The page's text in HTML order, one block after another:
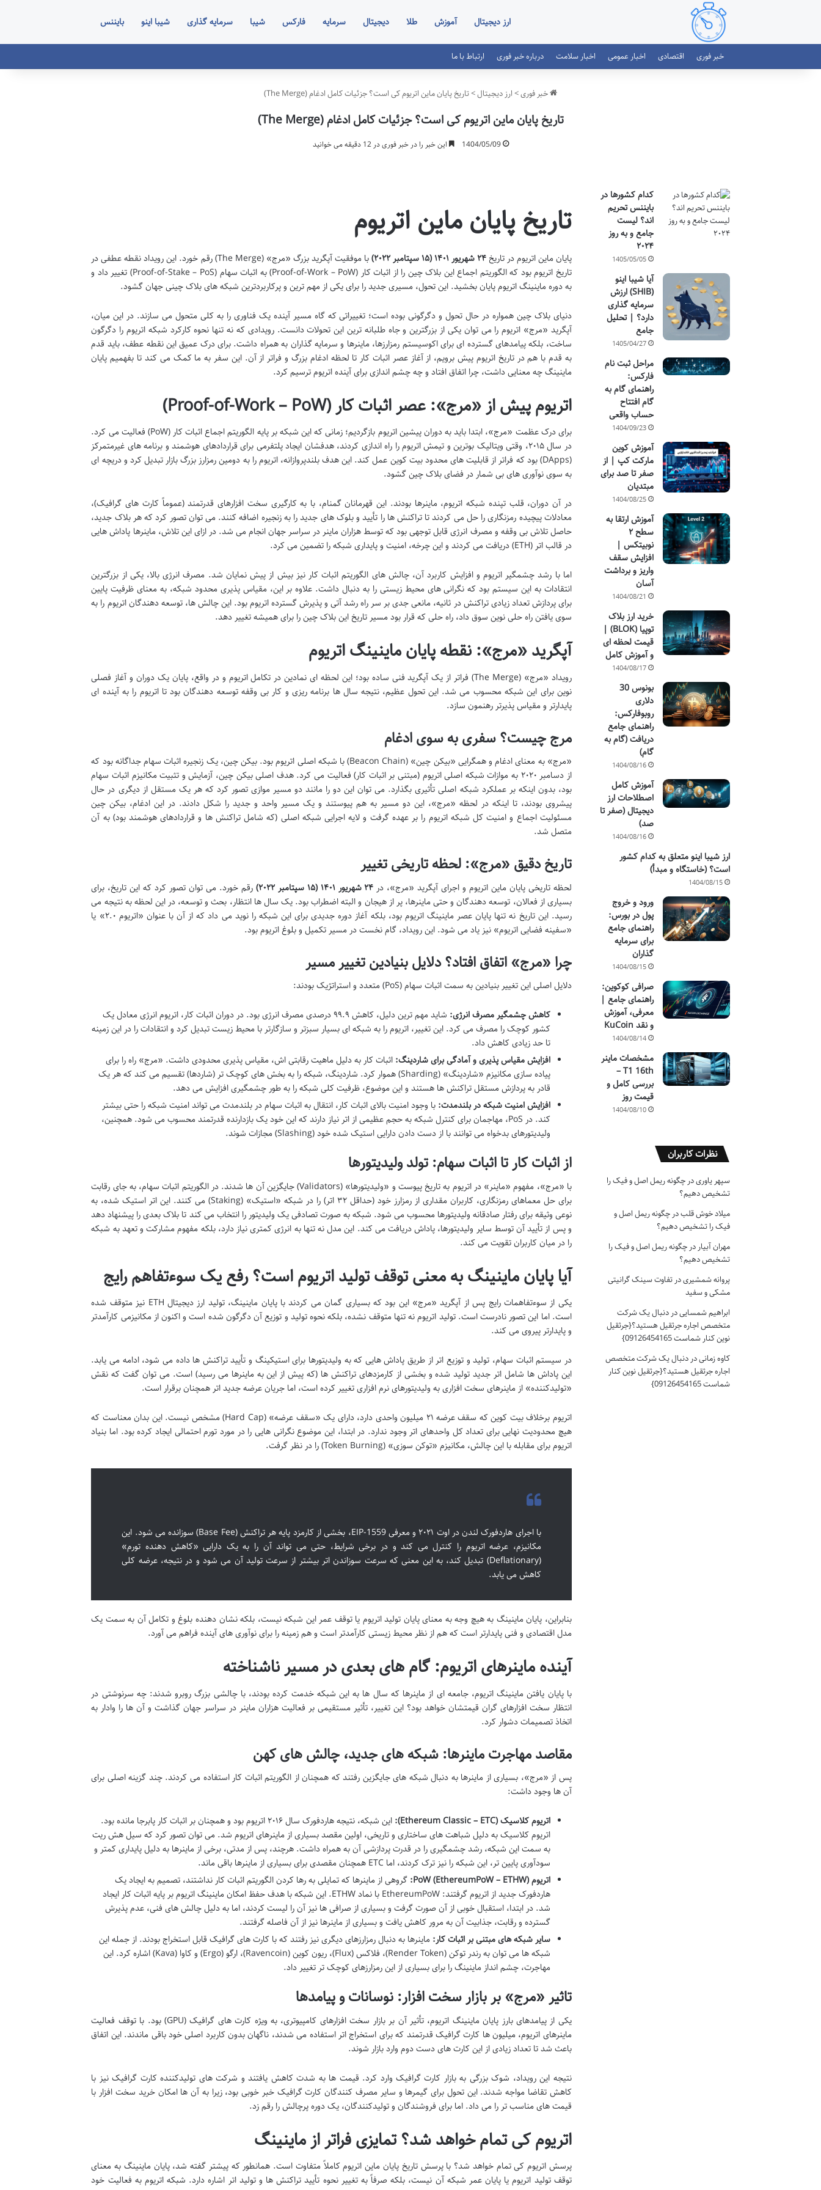
ارز دیجیتال آموزش طلا دیجیتال سرمایه فارکس شیبا سرمایه گذاری شیبا اینو بایننس
خبر فوری اقتصادی اخبار عمومی اخبار سلامت درباره خبر فوری ارتباط با ما
خبر فوری> ارز دیجیتال>تاریخ پایان ماین اتریوم کی است؟ جزئیات کامل ادغام (The Merge)
تاریخ پایان ماین اتریوم کی است؟ جزئیات کامل ادغام (The Merge)
1404/05/09 این خبر را در خبر فوری در 12 دقیقه می خوانید
تاریخ پایان ماین اتریوم
پایان ماین اتریوم در تاریخ۲۴ شهریور ۱۴۰۱ (۱۵ سپتامبر ۲۰۲۲)
با موفقیت آپگرید بزرگ «مرج» (The Merge) رقم خورد. این رویداد نقطه عطفی در
تاریخ اتریوم بود که الگوریتم اجماع این بلاک چین را از اثبات کار (Proof-of-Work – PoW) به اثبات سهام (Proof-of-Stake – PoS) تغییر داد و
به دوره ماینینگ اتریوم پایان بخشید. این تحول، مسیری جدید را برای یکی از مهم ترین و پرکاربردترین شبکه های بلاک چینی جهان گشود.
دنیای بلاک چین همواره در حال تحول و دگرگونی بوده است؛ تغییراتی که گاه مسیر آینده یک فناوری را به کلی متحول می سازند. در این میان،
آپگرید «مرج» اتریوم را می توان یکی از بزرگترین و جاه طلبانه ترین این تحولات دانست. رویدادی که نه تنها نحوه کارکرد شبکه اتریوم را دگرگون
ساخت، بلکه پیامدهای گسترده ای برای اکوسیستم رمزارزها، ماینرها و سرمایه گذاران به همراه داشت. برای درک عمیق این نقطه عطف، باید قدم
به قدم با هم در تاریخ اتریوم پیش برویم، از آغاز عصر اثبات کار تا لحظه ادغام بزرگ و فراتر از آن. این سفر به ما کمک می کند تا بفهمیم پایان
ماینینگ چه معنایی داشت، چرا اتفاق افتاد و چه چشم اندازی برای آینده اتریوم ترسیم کرد.
اتریوم پیش از «مرج»: عصر اثبات کار (Proof-of-Work – PoW)
برای درک عظمت «مرج»، ابتدا باید به دوران پیشین اتریوم بازگردیم؛ زمانی که این شبکه بر پایه الگوریتم اجماع اثبات کار (PoW) فعالیت می کرد.
در سال ۲۰۱۵، وقتی ویتالیک بوترین و تیمش اتریوم را راه اندازی کردند، هدفشان ایجاد پلتفرمی برای قراردادهای هوشمند و برنامه های غیرمتمرکز
(DApps) بود که فراتر از قابلیت های محدود بیت کوین عمل کند. این هدف بلندپروازانه، اتریوم را به دومین رمزارز بزرگ بازار تبدیل کرد و دریچه ای
به سوی نوآوری های بی شمار در فضای بلاک چین گشود.
در آن دوران، قلب تپنده شبکه اتریوم، ماینرها بودند. این قهرمانان گمنام، با به کارگیری سخت افزارهای قدرتمند (عموماً کارت های گرافیک)،
معادلات پیچیده رمزنگاری را حل می کردند تا تراکنش ها را تأیید و بلوک های جدید را به زنجیره اضافه کنند. می توان تصور کرد که هر بلاک جدید،
حاصل تلاش بی وقفه و مصرف انرژی قابل توجهی بود که توسط هزاران ماینر در سراسر جهان انجام می شد. در ازای این تلاش، ماینرها پاداش هایی
در قالب اتر (ETH) دریافت می کردند و این چرخه، امنیت و پایداری شبکه را تضمین می کرد.
اما با رشد چشمگیر اتریوم و افزایش کاربرد آن، چالش های الگوریتم اثبات کار نیز بیش از پیش نمایان شد. مصرف انرژی بالا، یکی از بزرگترین
انتقادات به این سیستم بود که نگرانی های محیط زیستی را به دنبال داشت. علاوه بر این، مقیاس پذیری محدود شبکه، به معنای ظرفیت پایین
برای پردازش تعداد زیادی تراکنش در ثانیه، مانعی جدی بر سر راه رشد آتی و پذیرش گسترده اتریوم بود. این چالش ها، توسعه دهندگان اتریوم را به
سوی یافتن راه حلی نوین سوق داد، راه حلی که قرار بود مسیر تاریخ این بلاک چین را برای همیشه تغییر دهد.
آپگرید «مرج»: نقطه پایان ماینینگ اتریوم
رویداد «مرج» (The Merge) فراتر از یک آپگرید فنی ساده بود؛ این لحظه ای نمادین در تکامل اتریوم و در واقع، پایان یک دوران و آغاز فصلی
نوین برای این شبکه محسوب می شد. این تحول عظیم، نتیجه سال ها برنامه ریزی و کار بی وقفه توسعه دهندگان بود تا اتریوم را به آینده ای
پایدارتر و مقیاس پذیرتر رهنمون سازد.
مرج چیست؟ سفری به سوی ادغام
«مرج» به معنای ادغام و همگرایی «بیکن چین» (Beacon Chain) با شبکه اصلی اتریوم بود. بیکن چین، یک زنجیره اثبات سهام جداگانه بود که
از دسامبر ۲۰۲۰ به موازات شبکه اصلی اتریوم (مبتنی بر اثبات کار) فعالیت می کرد. هدف اصلی بیکن چین، آزمایش و تثبیت مکانیزم اثبات سهام
بود، بدون اینکه بر عملکرد شبکه اصلی تأثیری بگذارد. می توان این دو را مانند دو مسیر موازی تصور کرد که هر یک مستقل از دیگری در حال
پیشروی بودند، تا اینکه در لحظه «مرج»، این دو مسیر به هم پیوستند و یک مسیر واحد و جدید را شکل دادند. در این ادغام، بیکن چین
مسئولیت اجماع و امنیت کل شبکه اتریوم را بر عهده گرفت و لایه اجرایی شبکه اصلی (که شامل تراکنش ها و قراردادهای هوشمند بود) به آن
متصل شد.
تاریخ دقیق «مرج»: لحظه تاریخی تغییر
لحظه تاریخی پایان ماین اتریوم و اجرای آپگرید «مرج»، در ۲۴ شهریور ۱۴۰۱ (۱۵ سپتامبر ۲۰۲۲)
رقم خورد. می توان تصور کرد که این تاریخ، برای
بسیاری از فعالان، توسعه دهندگان و حتی ماینرها، پر از هیجان و البته اضطراب بود. یک سال ها انتظار، بحث و توسعه، در این لحظه به نتیجه می
رسید. این تاریخ نه تنها پایان عصر ماینینگ اتریوم بود، بلکه آغاز دوره جدیدی برای این شبکه را نوید می داد که از آن با عنوان «اتریوم ۲.۰» یا
«سفینه فضایی اتریوم» نیز یاد می شود. این رویداد، گام نخست در مسیر تکمیل و بلوغ اتریوم بود.
چرا «مرج» اتفاق افتاد؟ دلایل بنیادین تغییر مسیر
دلایل اصلی این تغییر بنیادین به سمت اثبات سهام (PoS) متعدد و استراتژیک بودند:
کاهش چشمگیر مصرف انرژی:
شاید مهم ترین دلیل، کاهش ۹۹.۹ درصدی مصرف انرژی بود. در دوران اثبات کار، اتریوم انرژی معادل یک
کشور کوچک را مصرف می کرد. این تغییر، اتریوم را به شبکه ای بسیار سبزتر و سازگارتر با محیط زیست تبدیل کرد و انتقادات را در این زمینه
تا حد زیادی کاهش داد.
افزایش مقیاس پذیری و آمادگی برای شاردینگ: اثبات کار به دلیل ماهیت رقابتی اش، مقیاس پذیری محدودی داشت. «مرج» راه را برای
پیاده سازی مکانیزم «شاردینگ» (Sharding) هموار کرد. شاردینگ، شبکه را به بخش های کوچک تر (شاردها) تقسیم می کند که هر یک
قادر به پردازش مستقل تراکنش ها هستند و این موضوع، ظرفیت کلی شبکه را به طور چشمگیری افزایش می دهد.
افزایش امنیت شبکه در بلندمدت: با وجود امنیت بالای اثبات کار، انتقال به اثبات سهام در بلندمدت می تواند امنیت شبکه را حتی بیشتر
کند. در PoS، مهاجمان برای کنترل شبکه به حجم عظیمی از اتر نیاز دارند که این خود یک بازدارنده قدرتمند محسوب می شود. همچنین،
ولیدیتورهای بدخواه می توانند با از دست دادن دارایی استیک شده خود (Slashing) مجازات شوند.
از اثبات کار تا اثبات سهام: تولد ولیدیتورها
با «مرج»، مفهوم «ماینر» در اتریوم به تاریخ پیوست و «ولیدیتورها» (Validators) جایگزین آن ها شدند. در الگوریتم اثبات سهام، به جای رقابت
برای حل معماهای رمزنگاری، کاربران مقداری از رمزارز خود (حداقل ۳۲ اتر) را در شبکه «استیک» (Staking) می کنند. این اتر استیک شده، به
نوعی وثیقه برای رفتار صادقانه ولیدیتورها محسوب می شود. شبکه به صورت تصادفی یک ولیدیتور را انتخاب می کند تا بلاک بعدی را پیشنهاد دهد
و پس از تأیید آن توسط سایر ولیدیتورها، پاداش دریافت می کند. این مدل نه تنها به انرژی کمتری نیاز دارد، بلکه مفهوم مشارکت و تعهد به شبکه
را در میان کاربران تقویت می کند.
آیا پایان ماینینگ به معنی توقف تولید اتریوم است؟ رفع یک سوءتفاهم رایج
یکی از سوءتفاهمات رایج پس از آپگرید «مرج» این بود که بسیاری گمان می کردند با پایان ماینینگ، تولید ارز دیجیتال ETH نیز متوقف شده
است. اما این تصور نادرست است. تولید اتریوم نه تنها متوقف نشده، بلکه نحوه تولید و توزیع آن دگرگون شده است و اکنون از مکانیزمی کارآمدتر
و پایدارتر پیروی می کند.
در سیستم اثبات سهام، تولید و توزیع اتر از طریق پاداش هایی که به ولیدیتورها برای استیکینگ و تأیید تراکنش ها داده می شود، ادامه می یابد.
این پاداش ها شامل اتر جدید تولید شده و بخشی از کارمزدهای تراکنش ها (که پیش از این به ماینرها می رسید) است. می توان گفت که نقش
«تولیدکننده» از ماینرهای سخت افزاری به ولیدیتورهای نرم افزاری تغییر کرده است، اما جریان عرضه جدید اتر همچنان برقرار است.
اتریوم برخلاف بیت کوین که سقف عرضه ۲۱ میلیون واحدی دارد، دارای یک «سقف عرضه» (Hard Cap) مشخص نیست. این بدان معناست که
هیچ محدودیت نهایی برای تعداد کل واحدهای اتر وجود ندارد. در ابتدا، این موضوع نگرانی هایی را در مورد تورم احتمالی ایجاد کرده بود. اما بنیاد
اتریوم برای مقابله با این چالش، مکانیزم «توکن سوزی» (Token Burning) را در نظر گرفت.
با اجرای هاردفورک لندن در اوت ۲۰۲۱ و معرفی EIP-1559، بخشی از کارمزد پایه هر تراکنش (Base Fee) سوزانده می شود. این
مکانیزم، عرضه اتریوم را کنترل می کند و در برخی شرایط، حتی می تواند آن را به یک دارایی «کاهش دهنده تورم»
(Deflationary) تبدیل کند، به این معنی که سرعت سوزاندن اتر بیشتر از سرعت تولید آن می شود و در نتیجه، عرضه کلی
کاهش می یابد.
بنابراین، پایان ماینینگ به هیچ وجه به معنای پایان تولید اتریوم یا توقف عمر این شبکه نیست، بلکه نشان دهنده بلوغ و تکامل آن به سمت یک
مدل اقتصادی و فنی پایدارتر است که هم از نظر محیط زیستی کارآمدتر است و هم زمینه را برای نوآوری های آینده فراهم می آورد.
آینده ماینرهای اتریوم: گام های بعدی در مسیر ناشناخته
با پایان یافتن ماینینگ اتریوم، جامعه ای از ماینرها که سال ها به این شبکه خدمت کرده بودند، با چالشی بزرگ روبرو شدند: چه سرنوشتی در
انتظار سخت افزارهای گران قیمتشان خواهد بود؟ این تغییر، تأثیر مستقیمی بر فعالیت هزاران ماینر در سراسر جهان گذاشت و آن ها را وادار به
اتخاذ تصمیمات دشوار کرد.
مقاصد مهاجرت ماینرها: شبکه های جدید، چالش های کهن
پس از «مرج»، بسیاری از ماینرها به دنبال شبکه های جایگزین رفتند که همچنان از الگوریتم اثبات کار استفاده می کردند. چند گزینه اصلی برای
آن ها وجود داشت:
اتریوم کلاسیک (Ethereum Classic – ETC):
این شبکه، نتیجه هاردفورک سال ۲۰۱۶ اتریوم بود و همچنان بر اثبات کار پابرجا مانده بود.
اتریوم کلاسیک به دلیل شباهت های ساختاری و تاریخی، اولین مقصد بسیاری از ماینرهای اتریوم شد. می توان تصور کرد که سیل هش ریت
به سمت این شبکه، رشد چشمگیری را در قدرت پردازشی آن به همراه داشت. هرچند، پس از مدتی، برخی از ماینرها به دلیل پایداری کمتر و
سودآوری پایین تر، این شبکه را نیز ترک کردند، اما ETC همچنان مقصدی برای بسیاری از ماینرها باقی ماند.
اتریوم PoW (EthereumPoW – ETHW):
گروهی از ماینرها که تمایلی به رها کردن الگوریتم اثبات کار نداشتند، تصمیم به ایجاد یک
هاردفورک جدید از اتریوم گرفتند: EthereumPoW با نماد ETHW. این شبکه با هدف حفظ امکان ماینینگ اتریوم بر پایه اثبات کار ایجاد
شد. در ابتدا، استقبال خوبی از آن صورت گرفت و بسیاری از صرافی ها نیز آن را لیست کردند، اما به دلیل چالش های فنی، عدم پذیرش
گسترده و رقابت، جذابیت آن به مرور کاهش یافت و بسیاری از ماینرها نیز از آن فاصله گرفتند.
سایر شبکه های مبتنی بر اثبات کار: ماینرها به دنبال رمزارزهای دیگری نیز رفتند که با کارت های گرافیک قابل استخراج بودند. از جمله این
شبکه ها می توان به رندر توکن (Render Token)، فلاکس (Flux)، ریون کوین (Ravencoin)، ارگو (Ergo) و کاوا (Kava) اشاره کرد. این
مهاجرت، چشم انداز ماینینگ را برای بسیاری از این رمزارزهای کوچک تر تغییر داد.
تاثیر «مرج» بر بازار سخت افزار: نوسانات و پیامدها
یکی از پیامدهای بارز پایان ماینینگ اتریوم، تأثیر آن بر بازار سخت افزارهای کامپیوتری، به ویژه کارت های گرافیک (GPU) بود. با توقف فعالیت
ماینرهای اتریوم، میلیون ها کارت گرافیک قدرتمند که برای استخراج اتر استفاده می شدند، ناگهان بدون کاربرد اصلی خود باقی ماندند. این اتفاق
باعث شد تا تعداد زیادی از این کارت های دست دوم وارد بازار شوند.
نتیجه این رویداد، شوک بزرگی به بازار کارت گرافیک وارد کرد. قیمت ها به شدت کاهش یافتند و شرکت های تولیدکننده کارت گرافیک نیز با
کاهش تقاضا مواجه شدند. این تحول برای گیمرها و سایر مصرف کنندگان کارت گرافیک خبر خوبی بود، زیرا به آن ها امکان خرید سخت افزار با
قیمت های مناسب تر را می داد. اما برای فروشندگان و تولیدکنندگان، یک دوره پرچالش را رقم زد.
اتریوم کی تمام خواهد شد؟ تمایزی فراتر از ماینینگ
پرسش اتریوم کی تمام خواهد شد؟ با پرسش تاریخ پایان ماین اتریوم کاملاً متفاوت است. همانطور که پیشتر گفته شد، پایان ماینینگ به معنای
توقف تولید اتریوم یا پایان عمر شبکه آن نیست، بلکه صرفاً به تغییر نحوه تأیید تراکنش ها و تولید اتر اشاره دارد. شبکه اتریوم به فعالیت خود
کدام کشورها در
بایننس تحریم
اند؟ لیست
جامع و به روز
۲۰۲۴
1405/05/05
آیا شیبا اینو
(SHIB) ارزش
سرمایه گذاری
دارد؟ | تحلیل
جامع
1405/04/27
مراحل ثبت نام
فارکس:
راهنمای گام به
گام افتتاح
حساب واقعی
1404/09/23
آموزش کوین
مارکت کپ | از
صفر تا صد برای
مبتدیان
1404/08/25
آموزش ارتقا به
سطح ۲
نوبیتکس |
افزایش سقف
واریز و برداشت
آسان
1404/08/21
خرید ارز بلاک
توپیا (BLOK) |
قیمت لحظه ای
و آموزش کامل
1404/08/17
بونوس 30
دلاری
روبوفارکس:
راهنمای جامع
دریافت (گام به
گام)
1404/08/16
آموزش کامل
اصطلاحات ارز
دیجیتال (صفر تا
صد)
1404/08/16
ارز شیبا اینو متعلق به کدام کشور
است؟ (خاستگاه و مبدأ)
1404/08/15
ورود و خروج
پول در بورس:
راهنمای جامع
برای سرمایه
گذاران
1404/08/15
صرافی کوکوین:
راهنمای جامع |
معرفی، آموزش
و نقد KuCoin
1404/08/14
مشخصات ماینر
T1 16th –
بررسی کامل و
قیمت روز
1404/08/10
نظرات کاربران
سپهر یاوریدرچگونه ریمل اصل و فیک را
تشخیص دهیم؟
میلاد خوش قلبدرچگونه ریمل اصل و
فیک را تشخیص دهیم؟
مهران آبیار درچگونه ریمل اصل و فیک را
تشخیص دهیم؟
پروانه شمشیریدرتفاوت سینک گرانیتی
مشکی و سفید
ابراهیم شمساییدردنبال یک شرکت
متخصص اجاره جرثقیل هستید؟{جرثقیل
نوین کنار شماست 09126454165}
کاوه زمانیدردنبال یک شرکت متخصص
اجاره جرثقیل هستید؟{جرثقیل نوین کنار
شماست 09126454165}